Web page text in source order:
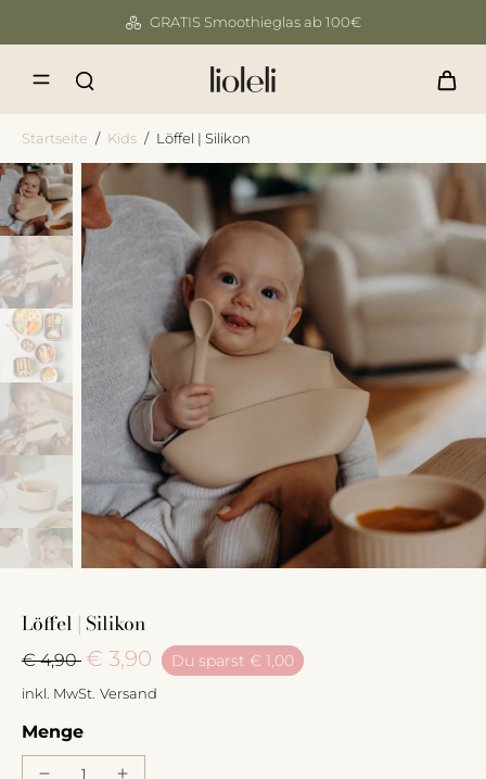
GRATIS Smoothieglas ab 100€
Startseite / Kids / Löffel | Silikon
Löffel | Silikon
€ 4,90 € 3,90 Du sparst € 1,00
inkl. MwSt. Versand
Menge